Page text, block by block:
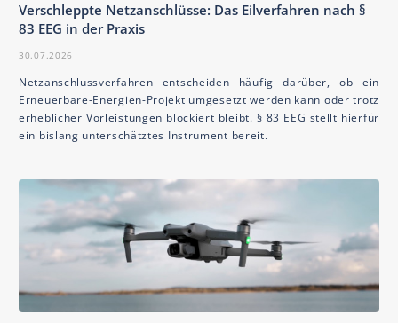
Verschleppte Netzanschlüsse: Das Eilverfahren nach §
83 EEG in der Praxis
30.07.2026
Netzanschlussverfahren entscheiden häufig darüber, ob ein
Erneuerbare-Energien-Projekt umgesetzt werden kann oder trotz
erheblicher Vorleistungen blockiert bleibt. § 83 EEG stellt hierfür
ein bislang unterschätztes Instrument bereit.